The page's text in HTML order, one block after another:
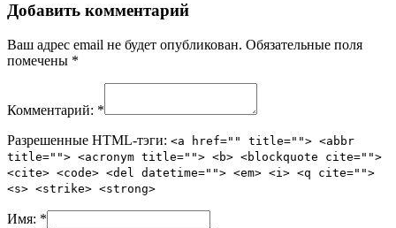
Добавить комментарий
Ваш адрес email не будет опубликован. Обязательные поля
помечены *
Комментарий: *
Разрешенные HTML-тэги: <a href="" title=""> <abbr
title=""> <acronym title=""> <b> <blockquote cite="">
<cite> <code> <del datetime=""> <em> <i> <q cite="">
<s> <strike> <strong>
Имя: *